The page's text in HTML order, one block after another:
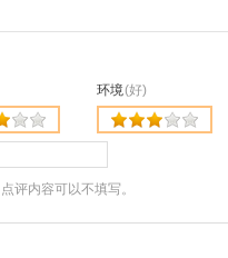
环境(好)
评内容可以不填写。